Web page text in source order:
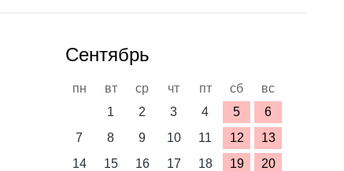
Сентябрь
пн вт ср чт пт сб
вс
1
2 3 4 5
6
7
8 9 10 11 12
13
14
15 16 17 18 19
20